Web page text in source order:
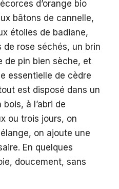
d’orange bio
bâtons de cannelle,
étoiles de badiane,
rose séchés, un brin
de pin bien sèche, et
essentielle de cèdre
est disposé dans un
à l’abri de
ou trois jours, on
on ajoute une
En quelques
doucement, sans